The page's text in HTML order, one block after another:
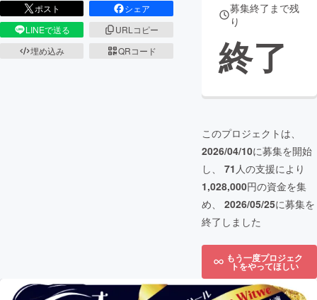
ポスト
シェア
LINEで送る
URLコピー
埋め込み
QRコード
募集終了まで残
り
終了
このプロジェクトは、
2026/04/10に募集を開始
し、 71 人の支援により
1,028,000円の資金を集
め、 2026/05/25に募集を
終了しました
もう一度プロジェク
トをやってほしい